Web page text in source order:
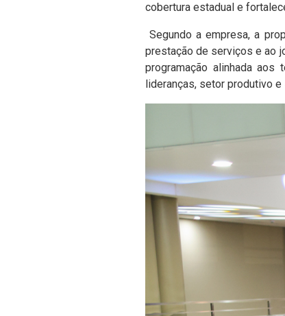
cobertura estadual e
Segundo a empresa, a
prestação de serviços e ao
programação alinhada aos
lideranças, setor produtivo e